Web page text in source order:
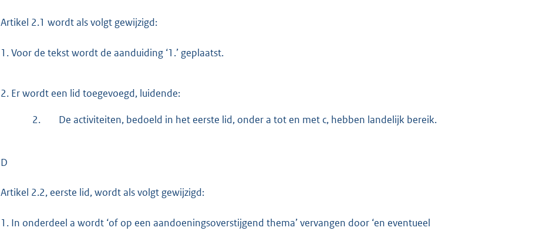
Artikel 2.1 wordt als volgt gewijzigd:
1.Voor de tekst wordt de aanduiding ‘1.’ geplaatst.
2. Er wordt een lid toegevoegd, luidende:
2. De activiteiten, bedoeld in het eerste lid, onder a tot en met c, hebben landelijk bereik.
D
Artikel 2.2, eerste lid, wordt als volgt gewijzigd:
1. In onderdeel a wordt ‘of op een aandoeningsoverstijgend thema’ vervangen door ‘en eventueel